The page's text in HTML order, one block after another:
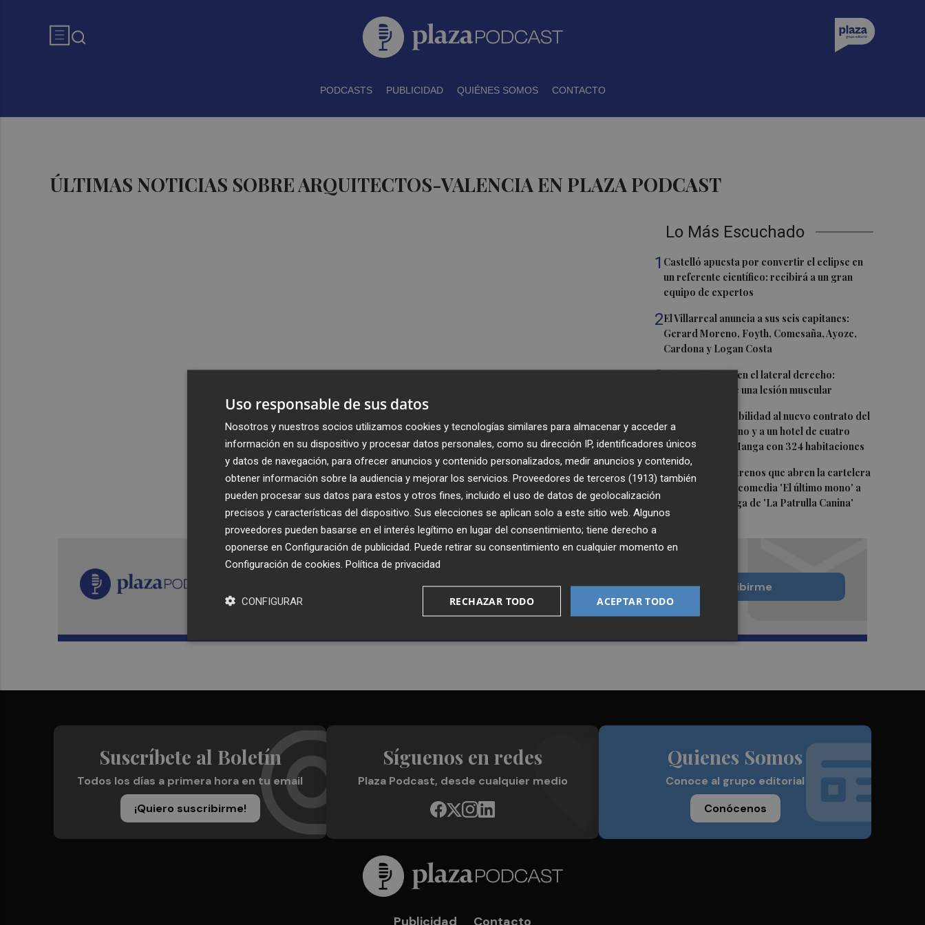
PODCASTS PUBLICIDAD QUIÉNES SOMOS CONTACTO
ÚLTIMAS NOTICIAS SOBRE ARQUITECTOS-VALENCIA EN PLAZA PODCAST
Lo Más Escuchado
1 Castelló apuesta por convertir el eclipse en
un referente científico: recibirá a un gran
equipo de expertos
2El Villarreal anuncia a sus seis capitanes:
Gerard Moreno, Foyth, Comesaña, Ayoze,
Cardona y Logan Costa
3Más problemas en el lateral derecho:
Monferrer sufre una lesión muscular
San Javier da viabilidad al nuevo contrato del
transporte urbano y a un hotel de cuatro
estrellas en La Manga con 324 habitaciones
5 Estos son los estrenos que abren la cartelera
en agosto: de la comedia 'El último mono' a
una nueva entrega de 'La Patrulla Canina'
Recibe toda la actualidad de
Plaza Podcast en tu correo
Quiero suscribirme
Suscríbete al Boletín
Todos los días a primera hora en tu email
¡Quiero suscribirme!
Síguenos en redes
Plaza Podcast, desde cualquier medio
Quienes Somos
Conoce al grupo editorial
Conócenos
Publicidad Contacto
Uso responsable de sus datos
Nosotros y nuestros socios utilizamos cookies y tecnologías similares para almacenar y acceder a
información en su dispositivo y procesar datos personales, como su dirección IP, identificadores únicos
y datos de navegación, para ofrecer anuncios y contenido personalizados, medir anuncios y contenido,
obtener información sobre la audiencia y mejorar los servicios. Proveedores de terceros (1913) también
pueden procesar sus datos para estos y otros fines, incluido el uso de datos de geolocalización
precisos y características del dispositivo. Sus elecciones se aplican solo a este sitio web. Algunos
proveedores pueden basarse en el interés legítimo en lugar del consentimiento; tiene derecho a
oponerse en Configuración de publicidad . Puede retirar su consentimiento en cualquier momento en
Configuración de cookies Política de privacidad
ACEPTAR TODO
RECHAZAR TODO
CONFIGURAR